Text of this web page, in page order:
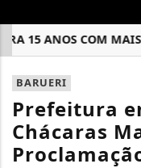
ANOS COM MAIS
EM ALTA
BARUERI
Prefeitura
Chácaras